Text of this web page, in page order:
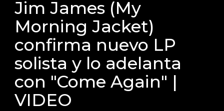
Jim James (My
Morning Jacket)
confirma nuevo LP
solista y lo adelanta
con "Come Again" |
VIDEO